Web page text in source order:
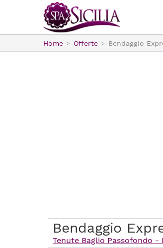
Home Offerte Bendaggio
Bendaggio
Tenute Baglio Passofondo -